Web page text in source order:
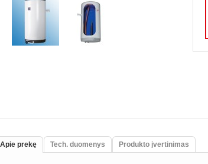
Apie prekę Tech. duomenys Produkto įvertinimas